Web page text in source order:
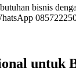
bisnis
untuk